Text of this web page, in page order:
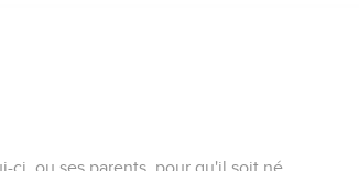
ci, ou ses parents, pour qu'il soit né